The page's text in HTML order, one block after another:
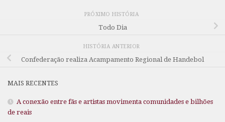
PRÓXIMO HISTÓRIA
Todo Dia
HISTÓRIA ANTERIOR
Confederação realiza Acampamento Regional de Handebol
MAIS RECENTES
A conexão entre fãs e artistas movimenta comunidades e bilhões
de reais